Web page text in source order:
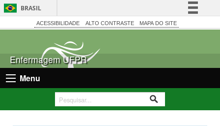
BRASIL
Simplifique!
Acesso à informação
Canais
ACESSIBILIDADE ALTO CONTRASTE MAPA DO SITE
Enfermagem UFPR
Menu